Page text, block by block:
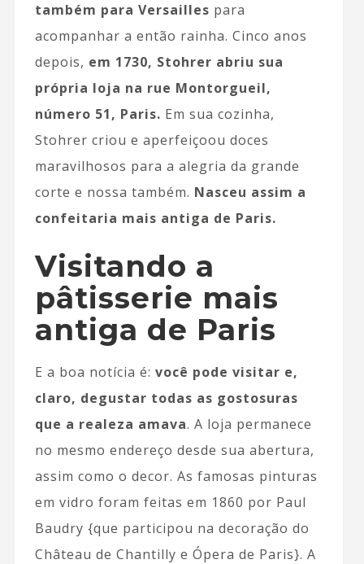
também para Versailles para
acompanhar a então rainha. Cinco anos
depois, em 1730, Stohrer abriu sua
própria loja na rue Montorgueil,
número 51, Paris. Em sua cozinha,
Stohrer criou e aperfeiçoou doces
maravilhosos para a alegria da grande
corte e nossa também. Nasceu assim a
confeitaria mais antiga de Paris.
Visitando a
pâtisserie mais
antiga de Paris
E a boa notícia é: você pode visitar e,
claro, degustar todas as gostosuras
que a realeza amava. A loja permanece
no mesmo endereço desde sua abertura,
assim como o decor. As famosas pinturas
em vidro foram feitas em 1860 por Paul
Baudry {que participou na decoração do
Château de Chantilly e Ópera de Paris}. A